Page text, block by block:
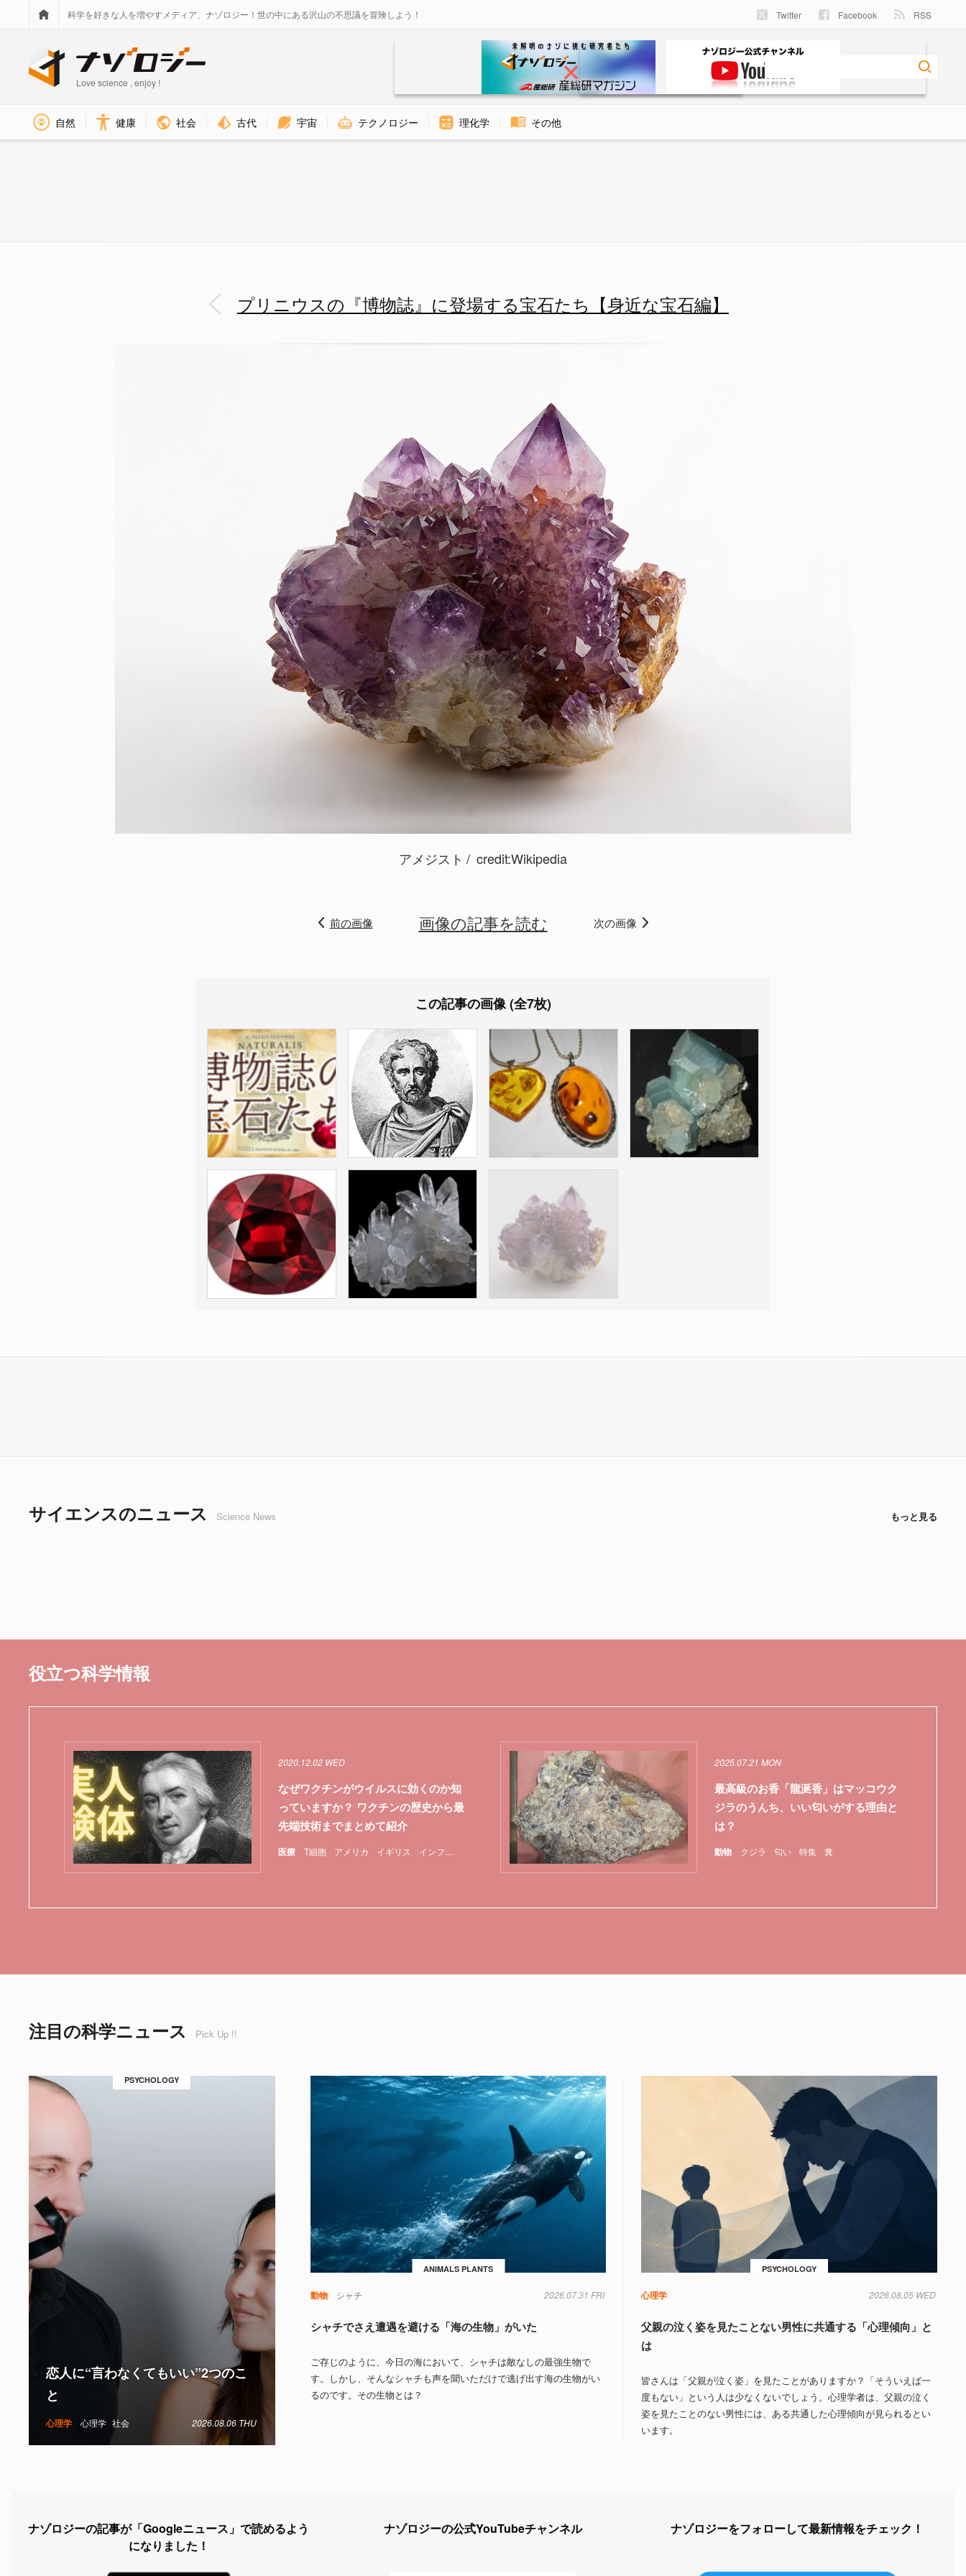
科学を好きな人を増やすメディア、ナゾロジー！世の中にある沢山の不思議を冒険しよう！ Twitter Facebook RSS
Love science , enjoy !
自然 健康 社会 古代 宇宙 テクノロジー 理化学 その他
プリニウスの『博物誌』に登場する宝石たち【身近な宝石編】
アメジスト credit:Wikipedia
前の画像 画像の記事を読む 次の画像
この記事の画像 (全7枚)
サイエンスのニュース Science News もっと見る
役立つ科学情報
医療 T細胞 アメリカ イギリス インフルエンザ マスク ワクチン 中国 実験 新型コロナウイルス 日本 特集 糞 菌 遺伝子
2020.12.02 WED
なぜワクチンがウイルスに効くのか知
っていますか？ ワクチンの歴史から最
先端技術までまとめて紹介
動物 クジラ 匂い 特集 糞
2025.07.21 MON
最高級のお香「龍涎香」はマッコウク
ジラのうんち、いい匂いがする理由と
は？
注目の科学ニュース Pick Up !!
PSYCHOLOGY
心理学 心理学 社会 2026.08.06 THU
恋人に“言わなくてもいい”2つのこ
と
ANIMALS PLANTS
動物 シャチ 2026.07.31 FRI
シャチでさえ遭遇を避ける「海の生物」がいた
ご存じのように、今日の海において、シャチは敵なしの最強生物で
す。しかし、そんなシャチも声を聞いただけで逃げ出す海の生物がい
るのです。その生物とは？
PSYCHOLOGY
心理学 2026.08.05 WED
父親の泣く姿を見たことない男性に共通する「心理傾向」と
は
皆さんは「父親が泣く姿」を見たことがありますか？「そういえば一
度もない」という人は少なくないでしょう。心理学者は、父親の泣く
姿を見たことのない男性には、ある共通した心理傾向が見られるとい
います。
ナゾロジーの記事が「Googleニュース」で読めるよう
になりました！
ナゾロジーの公式YouTubeチャンネル ナゾロジーをフォローして最新情報をチェック！